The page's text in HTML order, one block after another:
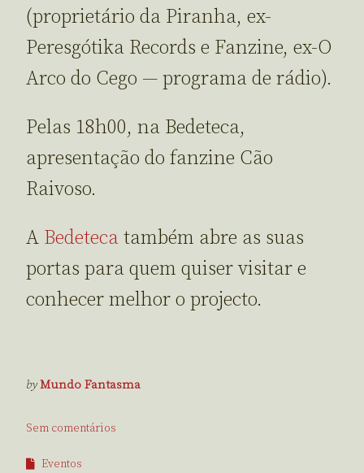
(proprietário da Piranha, ex-
Peresgótika Records e Fanzine, ex-O
Arco do Cego — programa de rádio).
Pelas 18h00, na Bedeteca,
apresentação do fanzine Cão
Raivoso.
A Bedeteca também abre as suas
portas para quem quiser visitar e
conhecer melhor o projecto.
byMundo Fantasma
Sem comentários
Eventos